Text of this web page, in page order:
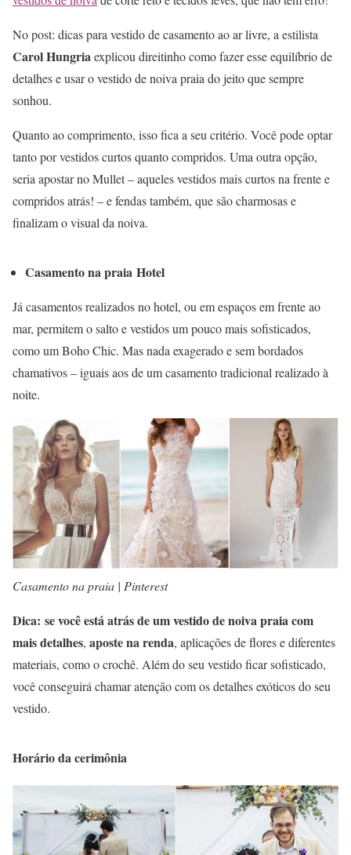
No post: dicas para vestido de casamento ao ar livre, a estilista
Carol Hungriaexplicou direitinho como fazer esse equilíbrio de
detalhes e usar o vestido de noiva praia do jeito que sempre
sonhou.
Quanto ao comprimento, isso fica a seu critério. Você pode optar
tanto por vestidos curtos quanto compridos. Uma outra opção,
seria apostar no Mullet – aqueles vestidos mais curtos na frente e
compridos atrás! – e fendas também, que são charmosas e
finalizam o visual da noiva.
Casamento na praia Hotel
Já casamentos realizados no hotel, ou em espaços em frente ao
mar, permitem o salto e vestidos um pouco mais sofisticados,
como um Boho Chic. Mas nada exagerado e sem bordados
chamativos – iguais aos de um casamento tradicional realizado à
noite.
Casamento na praia | Pinterest
Dica: se você está atrás de um vestido de noiva praia com
mais detalhes, aposte na renda, aplicações de flores e diferentes
materiais, como o crochê. Além do seu vestido ficar sofisticado,
você conseguirá chamar atenção com os detalhes exóticos do seu
vestido.
Horário da cerimônia